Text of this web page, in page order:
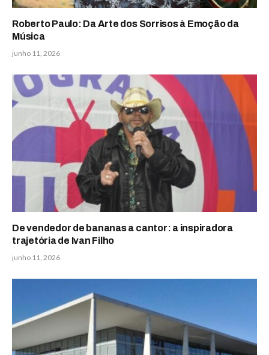
Roberto Paulo: Da Arte dos Sorrisos à Emoção da
Música
junho 11, 2026
De vendedor de bananas a cantor: a inspiradora
trajetória de Ivan Filho
junho 11, 2026